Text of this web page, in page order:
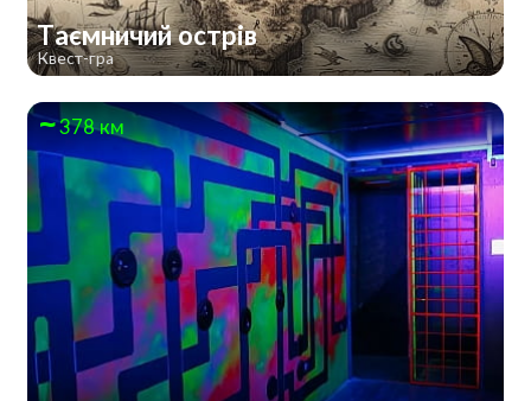
Таємничий острів
Квест-гра
378 км